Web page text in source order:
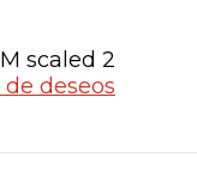
deseos